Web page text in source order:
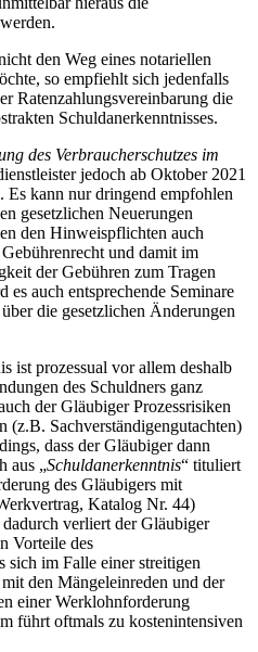
den Weg eines notariellen
so empfiehlt sich jedenfalls
Ratenzahlungsvereinbarung die
Schuld­anerkenntnisses.
des Verbraucherschutzes im
jedoch ab Oktober 2021
Es kann nur dringend empfohlen
gesetzlichen Neuerungen
den Hinweispflichten auch
und damit im
der Gebühren zum Tragen
auch entsprechende Seminare
die gesetzlichen Änderungen
ist prozessual vor allem deshalb
des Schuldners ganz
der Gläubiger Prozessrisiken
Sachverständigengutachten)
dass der Gläubiger dann
aus „Schuldanerkenntnis“ tituliert
des Gläubigers mit
Katalog Nr. 44)
verliert der Gläubiger
Vorteile des
sich im Falle einer streitigen
den Mängeleinreden und der
einer Werklohnforderung
führt oftmals zu kostenintensiven